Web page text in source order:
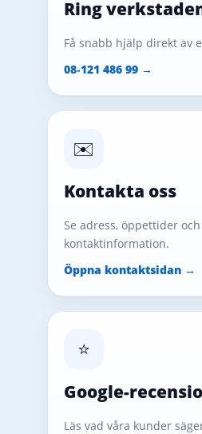
Ring
Få snabb hjälp direkt av
08‑121 486 99 →
✉️
Kontakta oss
Se adress, öppettider
kontaktinformation.
Öppna kontaktsidan →
⭐
Google-
Läs vad våra kunder